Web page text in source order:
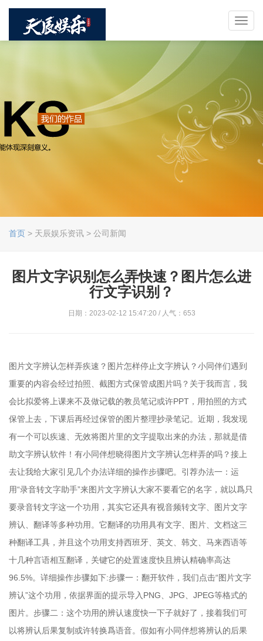
首页 > 天辰娱乐资讯 > 公司新闻
图片文字识别怎么弄快速？图片怎么进
行文字识别？
日期：2023-02-12 15:47:20 / 人气：653
图片文字辨认怎样弄疾速？图片怎样停止文字辨认？小同伴们遇到
重要的内容会经过拍照、截图方式保管成图片吗？关于我而言，我
会比拟爱将上课来不及做记载的教员笔记或许PPT，用拍照的方式
保管上去，下课后再经过保管的图片整理抄录笔记。近期，我发现
有一个可以疾速、无效将图片里的文字提取出来的办法，那就是借
助文字辨认软件！有小同伴想晓得图片文字辨认怎样弄的吗？接上
去让我给大家引见几个办法详细的操作步骤吧。引荐办法一：运
用“录音转文字助手”来图片文字辨认大家不要看它的名字，就以爲只
要录音转文字这一个功用，其实它还具有视音频转文字、图片文字
辨认、翻译等多种功用。它翻译的功用具有文字、图片、文档这三
种翻译工具，并且这个功用支持西班牙、英文、韩文、马来西语等
十几种言语相互翻译，关键它的处置速度快且辨认精确率高达
96.5%。详细操作步骤如下:步骤一：翻开软件，我们点击“图片文字
辨认”这个功用，依据界面的提示导入PNG、JPG、JPEG等格式的
图片。步骤二：这个功用的辨认速度快一下子就好了，接着我们可
以将辨认后果复制或许转换爲语音。假如有小同伴想将辨认的后果